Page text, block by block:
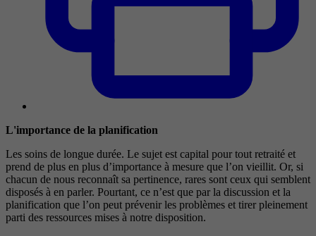
L'importance de la planification
Les soins de longue durée. Le sujet est capital pour tout retraité et
prend de plus en plus d’importance à mesure que l’on vieillit. Or, si
chacun de nous reconnaît sa pertinence, rares sont ceux qui semblent
disposés à en parler. Pourtant, ce n’est que par la discussion et la
planification que l’on peut prévenir les problèmes et tirer pleinement
parti des ressources mises à notre disposition.